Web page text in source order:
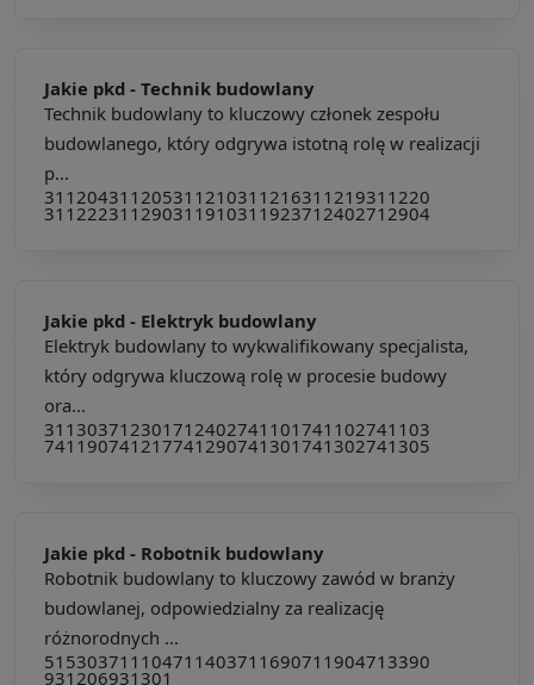
Jakie pkd - Technik budowlany
Technik budowlany to kluczowy członek zespołu
budowlanego, który odgrywa istotną rolę w realizacji
p...
311204311205311210311216311219311220
311222311290311910311923712402712904
Jakie pkd - Elektryk budowlany
Elektryk budowlany to wykwalifikowany specjalista,
który odgrywa kluczową rolę w procesie budowy
ora...
311303712301712402741101741102741103
741190741217741290741301741302741305
Jakie pkd - Robotnik budowlany
Robotnik budowlany to kluczowy zawód w branży
budowlanej, odpowiedzialny za realizację
różnorodnych ...
515303711104711403711690711904713390
931206931301